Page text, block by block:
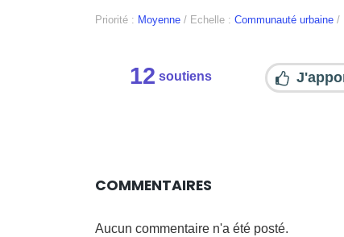
Priorité : Moyenne / Echelle : Communauté urbaine /
12 soutiens
COMMENTAIRES
Aucun commentaire n'a été posté.